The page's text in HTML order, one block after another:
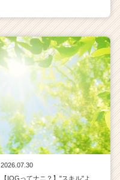
2026.07.30
【IOGってナニ？】"スキル"よ